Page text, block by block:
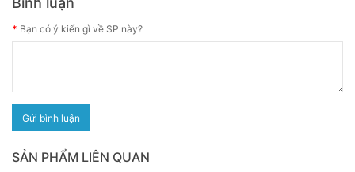
Bạn có ý kiến gì về SP này?
Gửi bình luận
SẢN PHẨM LIÊN QUAN